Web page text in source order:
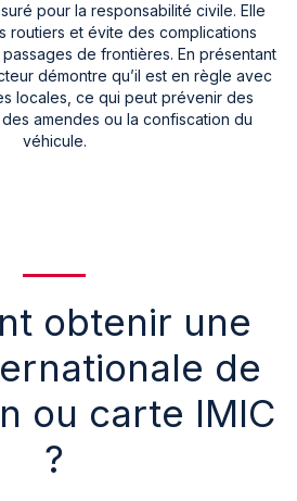
pour la responsabilité civile. Elle
routiers et évite des complications
de frontières. En présentant
démontre qu’il est en règle avec
locales, ce qui peut prévenir des
amendes ou la confiscation du
véhicule.
obtenir une
de
ou carte IMIC
?